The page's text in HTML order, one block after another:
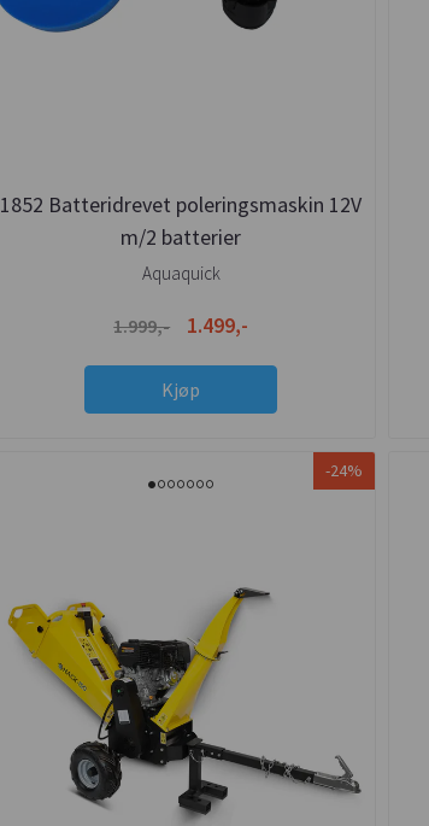
1852 Batteridrevet poleringsmaskin 12V
m/2 batterier
Aquaquick
1.999,- 1.499,-
Kjøp
-24%